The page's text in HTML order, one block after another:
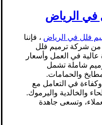
في الرياض
فلل في الرياض ، فإننا
من شركة ترميم فلل
في العمل وأسعار
شاملة تشمل
والحمامات.
وكفاءة في التعامل مع
والخالدية واليرموك.
وتسعى جاهدة